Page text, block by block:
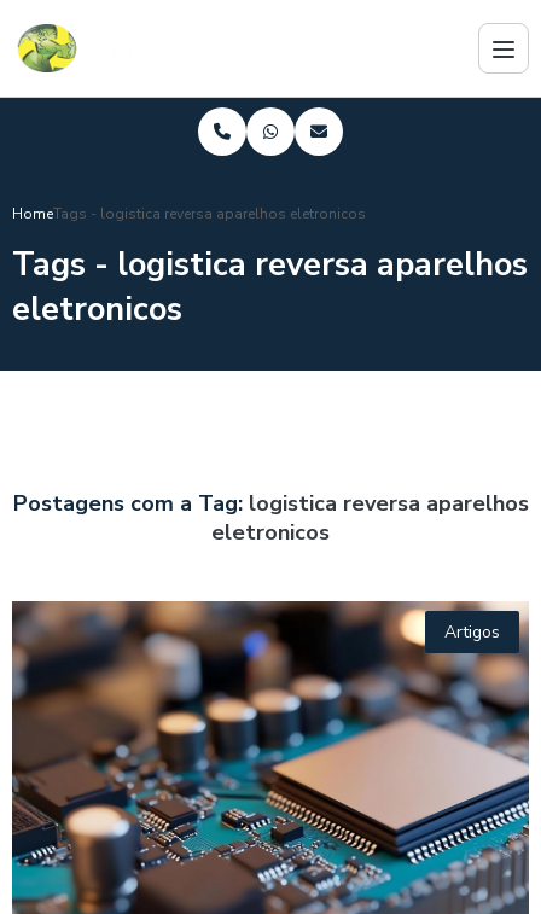
HomeTags - logistica reversa aparelhos eletronicos
Tags - logistica reversa aparelhos
eletronicos
Postagens com a Tag: logistica reversa aparelhos
eletronicos
Artigos